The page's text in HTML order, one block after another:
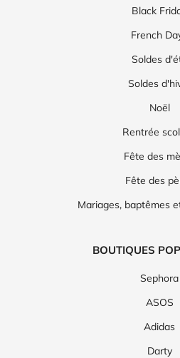
Black
French
Soldes
Soldes
Noël
Rentrée
Fête des
Fête des
Mariages, baptêmes
BOUTIQUES
Sephora
ASOS
Adidas
Darty